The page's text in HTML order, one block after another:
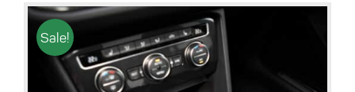
107,99 €
86,39
Sale!